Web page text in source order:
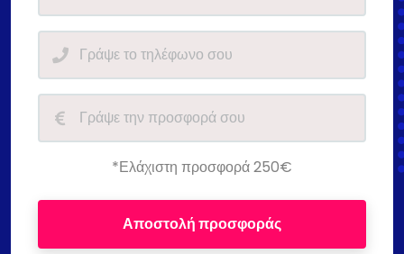
*Ελάχιστη προσφορά 250€
Αποστολή προσφοράς